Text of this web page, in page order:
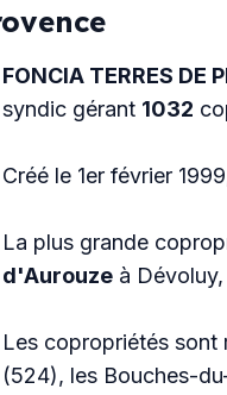
FONCIA TERRES DE
syndic gérant 1032
Créé le 1er février
La plus grande
d'Aurouze à
Les copropriétés sont
(524), les Bouches-